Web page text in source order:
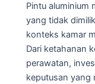
Pintu aluminium
yang tidak
konteks kamar
Dari ketahanan
perawatan,
keputusan yang